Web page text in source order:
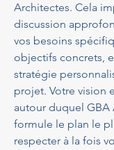
Architectes. Cela
discussion
vos besoins
objectifs concrets,
stratégie
projet. Votre vision
autour duquel GBA
formule le plan le
respecter à la fois